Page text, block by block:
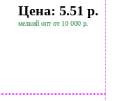
Цена: 5.51 р.
мелкий опт от 10 000 р.